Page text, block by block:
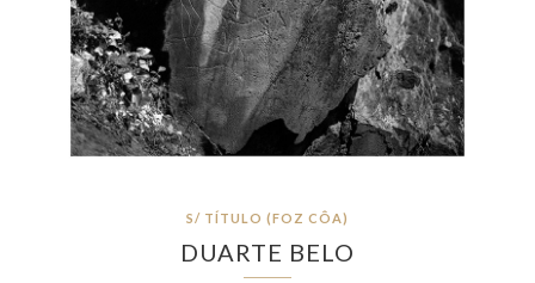
S/ TÍTULO (FOZ CÔA)
DUARTE BELO